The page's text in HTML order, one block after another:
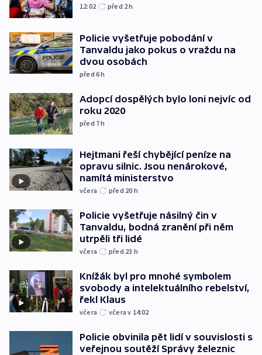
12:02 před 2h
Policie vyšetřuje pobodání v
Tanvaldu jako pokus o vraždu na
dvou osobách
před 6h
Adopcí dospělých bylo loni nejvíc od
roku 2020
před 7h
Hejtmani řeší chybějící peníze na
opravu silnic. Jsou nenárokové,
namítá ministerstvo
včera před 20 h
Policie vyšetřuje násilný čin v
Tanvaldu, bodná zranění při něm
utrpěli tři lidé
včera před 23 h
Knížák byl pro mnohé symbolem
svobody a intelektuálního rebelství,
řekl Klaus
včera včera v 14:02
Policie obvinila pět lidí v souvislosti s
veřejnou soutěží Správy železnic